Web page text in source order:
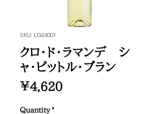
SKU: LG03001
クロ・ド・ラマンデ シ
ャ・ピットル・ブラン
¥4,620Price
Quantity *